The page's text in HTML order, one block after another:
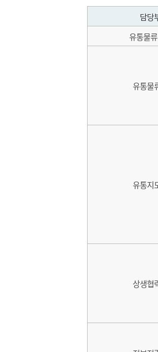
직제규정업무
담당
유통물
유통물
유통지
상생협